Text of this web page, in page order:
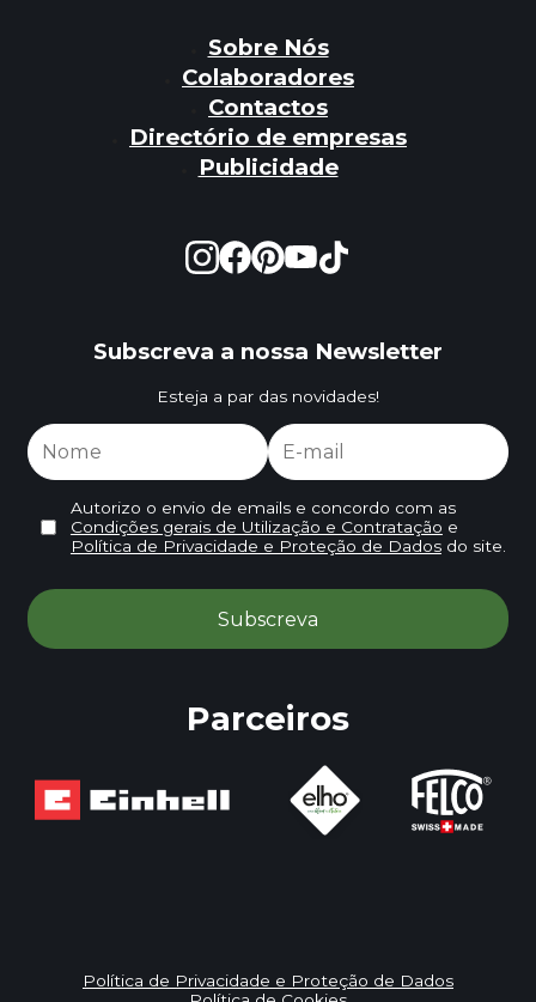
Sobre Nós
Colaboradores
Contactos
Directório de empresas
Publicidade
Subscreva a nossa Newsletter
Esteja a par das novidades!
Autorizo o envio de emails e concordo com as
Condições gerais de Utilização e Contratação e
Política de Privacidade e Proteção de Dadosdo site.
Parceiros
Política de Privacidade e Proteção de Dados